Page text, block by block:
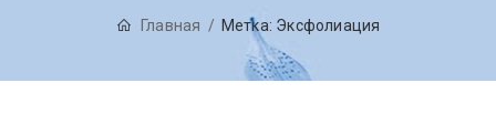
Главная Метка: Эксфолиация